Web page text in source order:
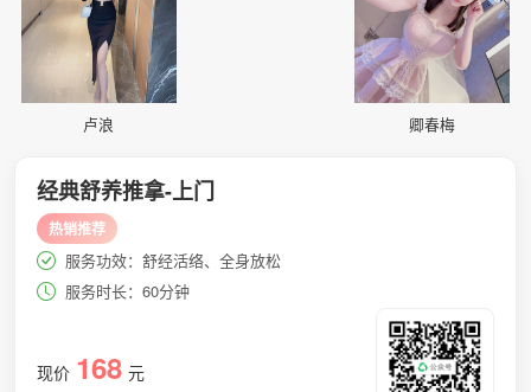
卢浪 卿春梅
经典舒养推拿-上门
热销推荐
服务功效：舒经活络、全身放松
服务时长：60分钟
现价 168 元